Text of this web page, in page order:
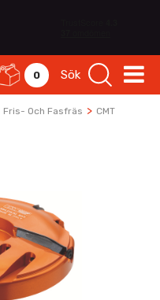
0 Sök
Fris- Och Fasfräs > CMT